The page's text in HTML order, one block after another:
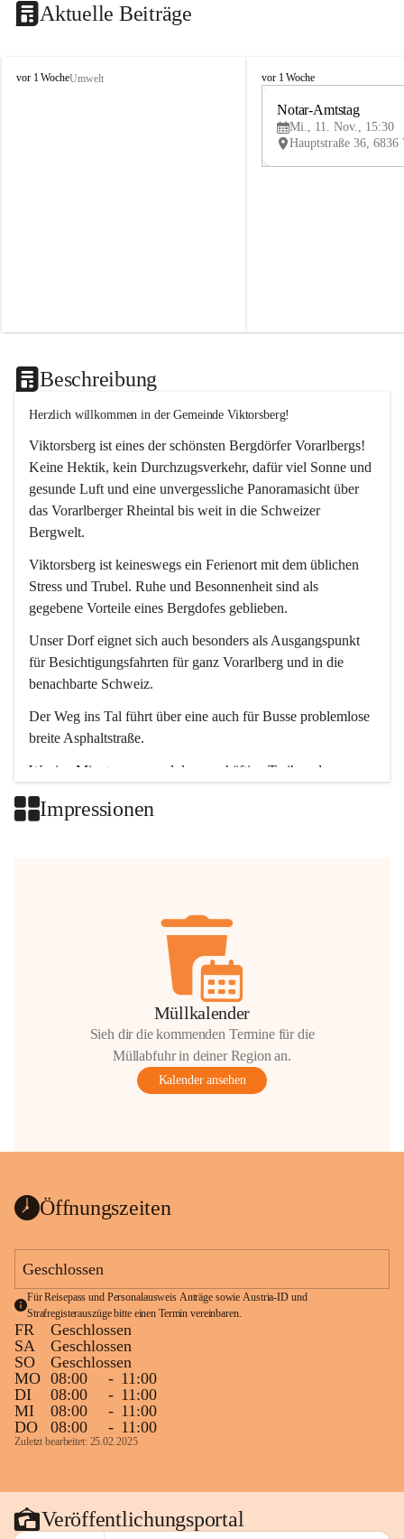
Aktuelle Beiträge
V
vor 1 WocheUmwelt
V
vor 1 Woche
Notar-Amtstag
Mi., 11. Nov., 15:30
Beschreibung
Herzlich willkommen in der Gemeinde Viktorsberg!
Viktorsberg ist eines der schönsten Bergdörfer Vorarlbergs!
Keine Hektik, kein Durchzugsverkehr, dafür viel Sonne und
gesunde Luft und eine unvergessliche Panoramasicht über
das Vorarlberger Rheintal bis weit in die Schweizer
Bergwelt.
Viktorsberg ist keineswegs ein Ferienort mit dem üblichen
Stress und Trubel. Ruhe und Besonnenheit sind als
gegebene Vorteile eines Bergdofes geblieben.
Unser Dorf eignet sich auch besonders als Ausgangspunkt
für Besichtigungsfahrten für ganz Vorarlberg und in die
benachbarte Schweiz.
Der Weg ins Tal führt über eine auch für Busse problemlose
breite Asphaltstraße.
Wenige Minuten nur, und das geschäftige Treiben der
Impressionen
Müllkalender
Sieh dir die kommenden Termine für die
Müllabfuhr in deiner Region an.
Kalender ansehen
Öffnungszeiten
Geschlossen
Für Reisepass und Personalausweis Anträge sowie Austria-ID und
Strafregisterauszüge bitte einen Termin vereinbaren.
FR
Geschlossen
SA
Geschlossen
SO
Geschlossen
MO 08:00 - 11:00
DI
08:00 - 11:00
MI
08:00 - 11:00
DO
08:00 - 11:00
Zuletzt bearbeitet: 25.02.2025
Veröffentlichungsportal